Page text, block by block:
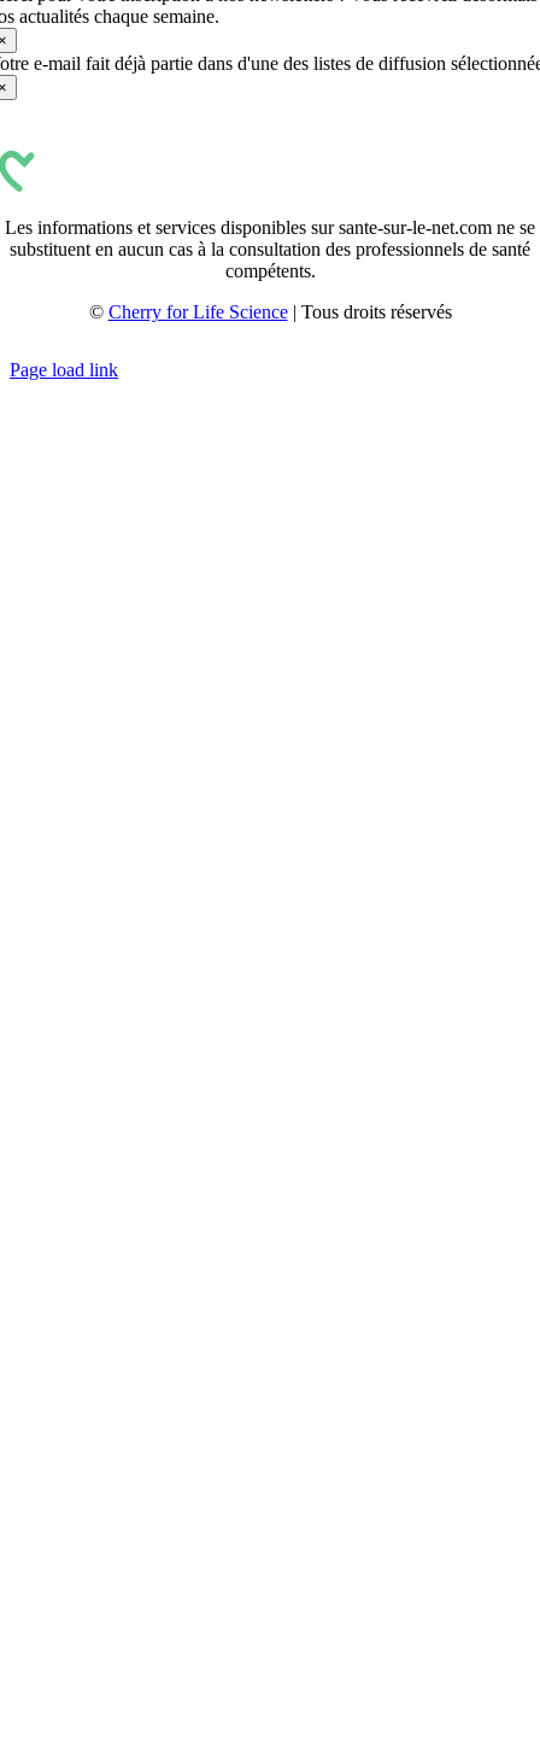
actualités chaque semaine.
e-mail fait déjà partie dans d'une des listes de diffusion
Les informations et services disponibles sur sante-sur-le-net.com ne se
substituent en aucun cas à la consultation des professionnels de santé
compétents.
© Cherry for Life Science| Tous droits réservés
Page load link